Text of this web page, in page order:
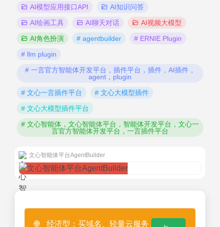
AI模型应用接口API
AI知识问答
AI绘画工具
AI聊天对话
AI视频大模型
AI角色扮演
# agentbuilder
# ERNIE Plugin
# llm plugin
# 一言官方智能体开发平台，插件平台，插件，AI插件，
agent，plugin
# 文心一言插件平台
# 文心大模型插件
# 文心大模型插件平台
# 文心智能体，文心智能体平台，智能体开发平台，文心一
言官方智能体开发平台，一言插件平台
文心智能体平台AgentBuilder
🌐 经济型：买域名、轻量云服务